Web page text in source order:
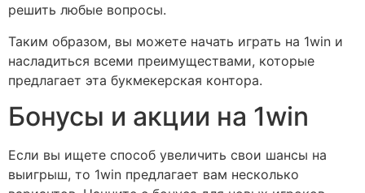
решить любые вопросы.
Таким образом, вы можете начать играть на 1win и
насладиться всеми преимуществами, которые
предлагает эта букмекерская контора.
Бонусы и акции на 1win
Если вы ищете способ увеличить свои шансы на
выигрыш, то 1win предлагает вам несколько